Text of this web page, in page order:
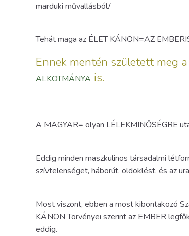
marduki művallásból/
Tehát maga az ÉLET KÁNON=AZ
Ennek mentén született meg
ALKOTMÁNYA is.
A MAGYAR= olyan LÉLEKMINŐSÉGRE
Eddig minden maszkulinos társadalmi
szívtelenséget, háborút, öldöklést, és az
Most viszont, ebben a most kibontakozó
KÁNON Törvényei szerint az EMBER
eddig.